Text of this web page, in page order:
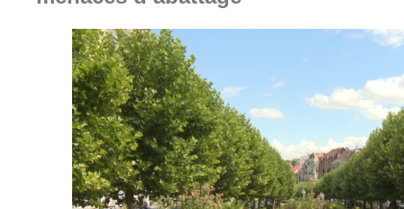
05 août 2026Consulter l'article "Réaménagement de
Germaine Rimbout sort de l’oubli
aux Musées royaux des Beaux-Arts